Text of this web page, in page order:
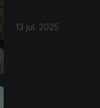
13 jul. 2025